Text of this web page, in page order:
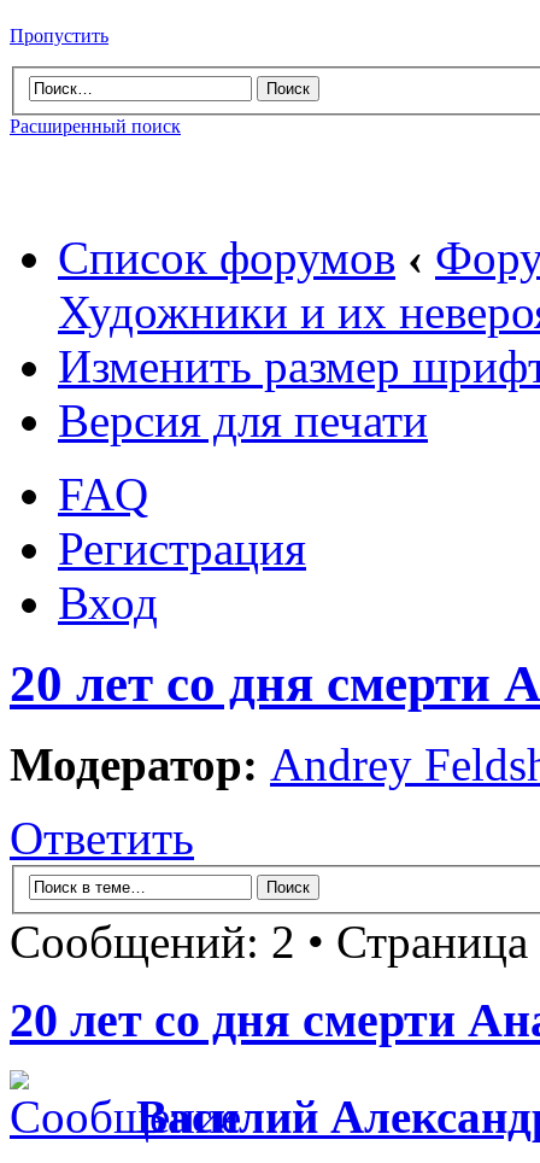
Пропустить
Расширенный поиск
Список форумов ‹
Художники и их
Изменить размер
Версия для печати
FAQ
Регистрация
Вход
20 лет со дня смерти
Модератор: Andrey
Ответить
Сообщений: 2 • Страница
20 лет со дня смерти
Василий